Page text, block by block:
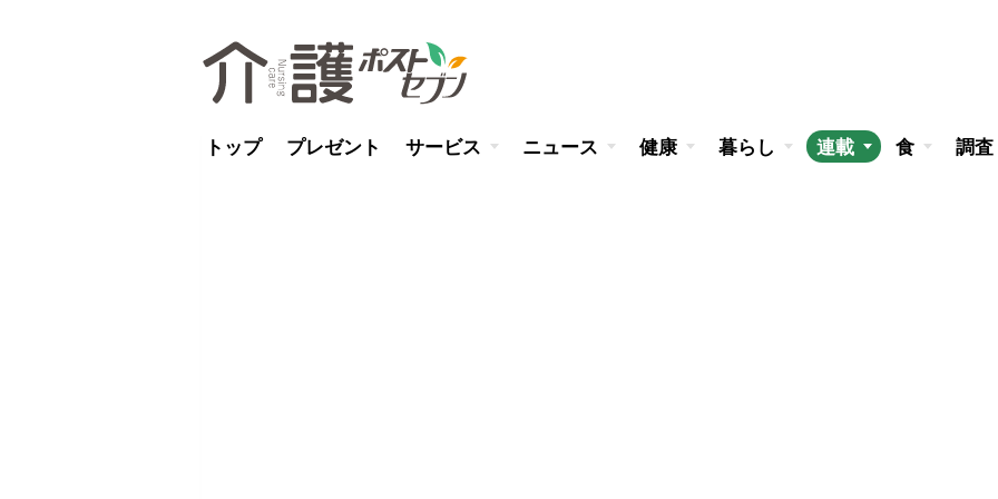
トップ プレゼント サービス ニュース 健康 暮らし 連載 食 調査